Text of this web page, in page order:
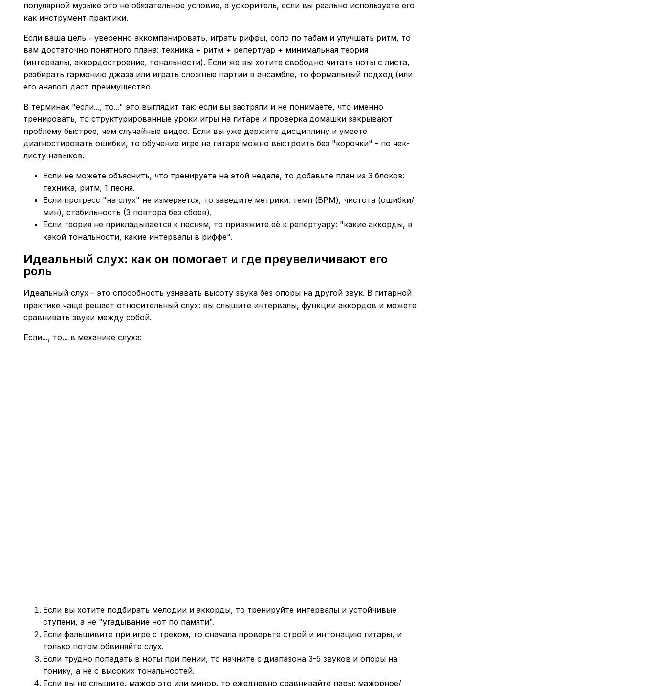
популярной музыке это не обязательное условие, а ускоритель, если вы реально используете его
как инструмент практики.
Если ваша цель - уверенно аккомпанировать, играть риффы, соло по табам и улучшать ритм, то
вам достаточно понятного плана: техника + ритм + репертуар + минимальная теория
(интервалы, аккордостроение, тональности). Если же вы хотите свободно читать ноты с листа,
разбирать гармонию джаза или играть сложные партии в ансамбле, то формальный подход (или
его аналог) даст преимущество.
В терминах "если..., то..." это выглядит так: если вы застряли и не понимаете, что именно
тренировать, то структурированные уроки игры на гитаре и проверка домашки закрывают
проблему быстрее, чем случайные видео. Если вы уже держите дисциплину и умеете
диагностировать ошибки, то обучение игре на гитаре можно выстроить без "корочки" - по чек-
листу навыков.
Если не можете объяснить, что тренируете на этой неделе, то добавьте план из 3 блоков:
техника, ритм, 1 песня.
Если прогресс "на слух" не измеряется, то заведите метрики: темп (BPM), чистота (ошибки/
мин), стабильность (3 повтора без сбоев).
Если теория не прикладывается к песням, то привяжите её к репертуару: "какие аккорды, в
какой тональности, какие интервалы в риффе".
Идеальный слух: как он помогает и где преувеличивают его
роль
Идеальный слух - это способность узнавать высоту звука без опоры на другой звук. В гитарной
практике чаще решает относительный слух: вы слышите интервалы, функции аккордов и можете
сравнивать звуки между собой.
Если..., то... в механике слуха:
Если вы хотите подбирать мелодии и аккорды, то тренируйте интервалы и устойчивые
ступени, а не "угадывание нот по памяти".
Если фальшивите при игре с треком, то сначала проверьте строй и интонацию гитары, и
только потом обвиняйте слух.
Если трудно попадать в ноты при пении, то начните с диапазона 3-5 звуков и опоры на
тонику, а не с высоких тональностей.
Если вы не слышите, мажор это или минор, то ежедневно сравнивайте пары: мажорное/